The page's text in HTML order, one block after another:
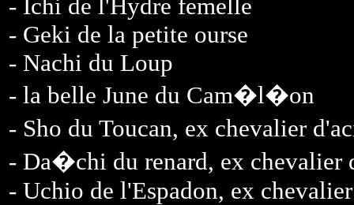
- Ichi de l'Hydre femelle
- Geki de la petite ourse
- Nachi du Loup
- la belle June du Cam�l�on
- Sho du Toucan, ex chevalier
- Da�chi du renard, ex chevalier
- Uchio de l'Espadon, ex